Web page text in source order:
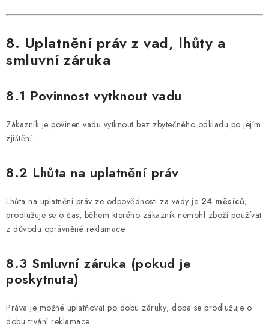
8. Uplatnění práv z vad, lhůty a
smluvní záruka
8.1 Povinnost vytknout vadu
Zákazník je povinen vadu vytknout bez zbytečného odkladu po jejím
zjištění.
8.2 Lhůta na uplatnění práv
Lhůta na uplatnění práv ze odpovědnosti za vady je 24 měsíců;
prodlužuje se o čas, během kterého zákazník nemohl zboží používat
z důvodu oprávněné reklamace.
8.3 Smluvní záruka (pokud je
poskytnuta)
Práva je možné uplatňovat po dobu záruky; doba se prodlužuje o
dobu trvání reklamace.